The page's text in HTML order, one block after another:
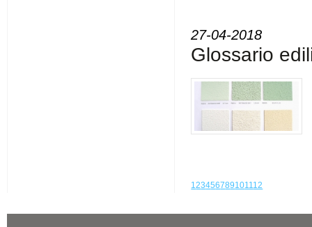
27-04-2018
Glossario
123456789101112